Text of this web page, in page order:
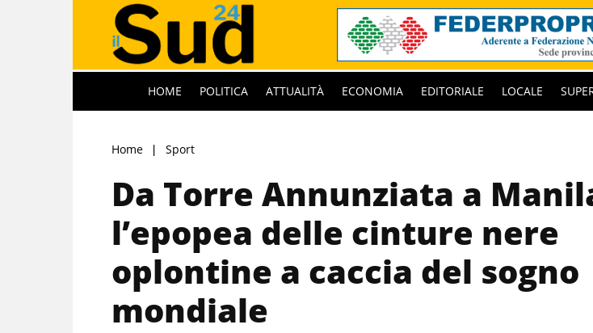
HOME POLITICA ATTUALITÀ ECONOMIA EDITORIALE LOCALE
Home Sport
Da Torre Annunziata a
l’epopea delle cinture nere
oplontine a caccia del sogno
mondiale